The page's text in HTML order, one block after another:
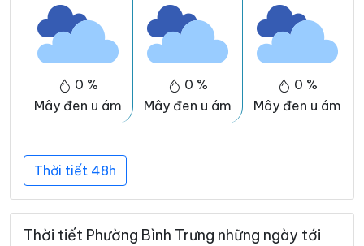
0 %
Mây đen u ám
0 %
Mây đen u ám
0 %
Mây đen u ám
Thời tiết 48h
Thời tiết Phường Bình Trưng những ngày tới